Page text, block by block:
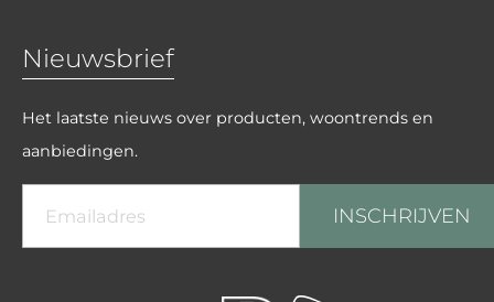
Nieuwsbrief
Het laatste nieuws over producten, woontrends en
aanbiedingen.
INSCHRIJVEN